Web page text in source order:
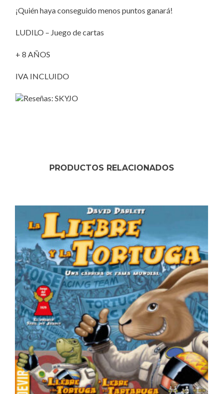
¡Quién haya conseguido menos puntos ganará!
LUDILO – Juego de cartas
+ 8 AÑOS
IVA INCLUIDO
PRODUCTOS RELACIONADOS